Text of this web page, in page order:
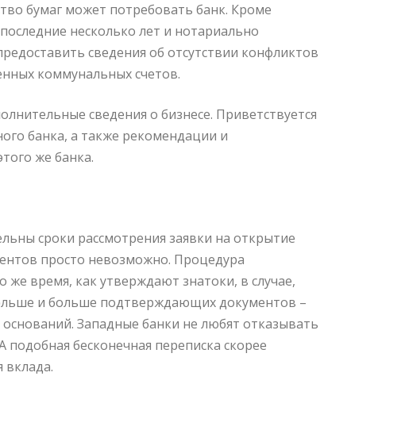
бумаг может потребовать банк. Кроме
несколько лет и нотариально
сведения об отсутствии конфликтов
коммунальных счетов.
сведения о бизнесе. Приветствуется
банка, а также рекомендации и
же банка.
сроки рассмотрения заявки на открытие
просто невозможно. Процедура
же время, как утверждают знатоки, в случае,
и больше подтверждающих документов –
Западные банки не любят отказывать
бесконечная переписка скорее
вклада.